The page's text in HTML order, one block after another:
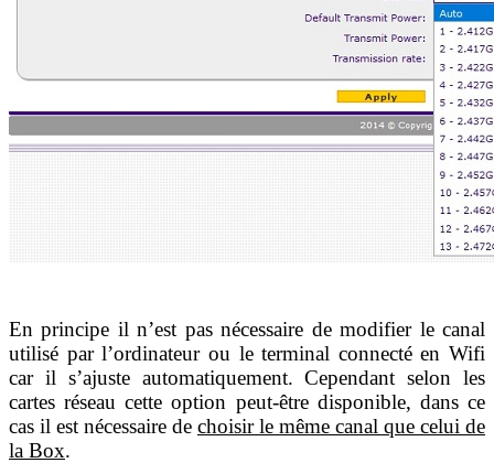
En principe il n’est pas nécessaire de modifier le canal
utilisé par l’ordinateur ou le terminal connecté en Wifi
car il s’ajuste automatiquement. Cependant selon les
cartes réseau cette option peut-être disponible, dans ce
cas il est nécessaire de choisir le même canal que celui de
la Box.